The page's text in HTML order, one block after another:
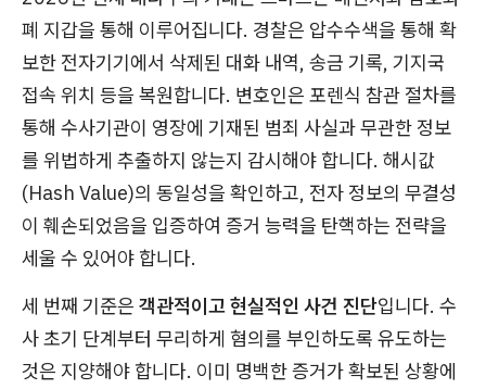
폐 지갑을 통해 이루어집니다. 경찰은 압수수색을 통해 확
보한 전자기기에서 삭제된 대화 내역, 송금 기록, 기지국
접속 위치 등을 복원합니다. 변호인은 포렌식 참관 절차를
통해 수사기관이 영장에 기재된 범죄 사실과 무관한 정보
를 위법하게 추출하지 않는지 감시해야 합니다. 해시값
(Hash Value)의 동일성을 확인하고, 전자 정보의 무결성
이 훼손되었음을 입증하여 증거 능력을 탄핵하는 전략을
세울 수 있어야 합니다.
세 번째 기준은 객관적이고 현실적인 사건 진단입니다. 수
사 초기 단계부터 무리하게 혐의를 부인하도록 유도하는
것은 지양해야 합니다. 이미 명백한 증거가 확보된 상황에